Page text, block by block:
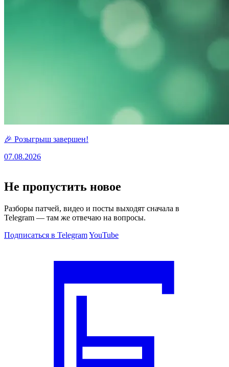
🎉 Розыгрыш завершен!
07.08.2026
Не пропустить новое
Разборы патчей, видео и посты выходят сначала в
Telegram — там же отвечаю на вопросы.
Подписаться в TelegramYouTube